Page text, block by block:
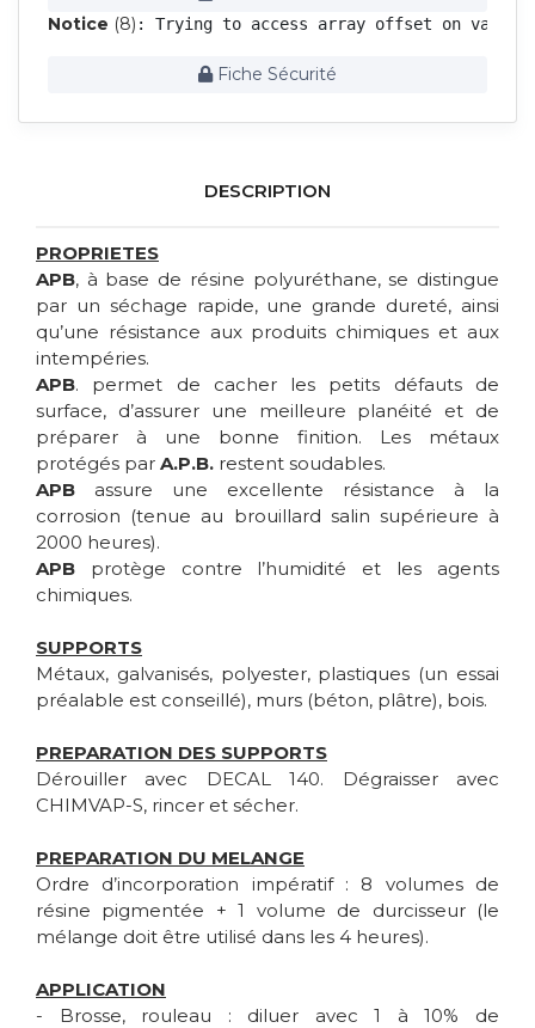
Notice (8) : Trying to access array offset on
Fiche Sécurité
DESCRIPTION
PROPRIETES
APB, à base de résine polyuréthane, se distingue
par un séchage rapide, une grande dureté, ainsi
qu’une résistance aux produits chimiques et aux
intempéries.
APB. permet de cacher les petits défauts de
surface, d’assurer une meilleure planéité et de
préparer à une bonne finition. Les métaux
protégés par A.P.B. restent soudables.
APB assure une excellente résistance à la
corrosion (tenue au brouillard salin supérieure à
2000 heures).
APB protège contre l’humidité et les agents
chimiques.
SUPPORTS
Métaux, galvanisés, polyester, plastiques (un essai
préalable est conseillé), murs (béton, plâtre), bois.
PREPARATION DES SUPPORTS
Dérouiller avec DECAL 140. Dégraisser avec
CHIMVAP-S, rincer et sécher.
PREPARATION DU MELANGE
Ordre d’incorporation impératif : 8 volumes de
résine pigmentée + 1 volume de durcisseur (le
mélange doit être utilisé dans les 4 heures).
APPLICATION
- Brosse, rouleau : diluer avec 1 à 10% de